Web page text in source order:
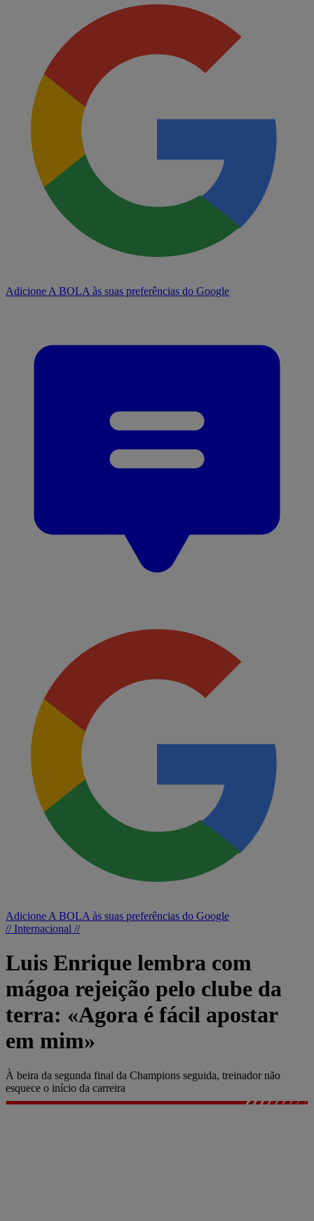
Adicione A BOLA às suas preferências do Google
Adicione A BOLA às suas preferências do Google
// Internacional //
Luis Enrique lembra com
mágoa rejeição pelo clube da
terra: «Agora é fácil apostar
em mim»
À beira da segunda final da Champions seguida, treinador não
esquece o início da carreira